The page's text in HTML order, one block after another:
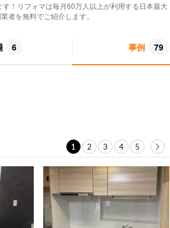
！リフォマは毎月60万人以上が利用する日本最大
者を無料でご紹介します。
6 事例 79
1 2 3 4 5